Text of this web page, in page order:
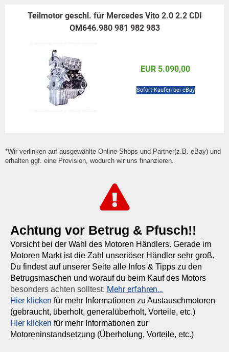
Teilmotor geschl. für Mercedes Vito 2.0 2.2 CDI
OM646.980 981 982 983
EUR 5.090,00
Sofort-Kaufen bei eBay
*Wir verlinken auf ausgewählte Online-Shops und Partner(z.B. eBay) und
erhalten ggf. eine Provision, wodurch wir uns finanzieren.
Achtung vor Betrug & Pfusch!!
Vorsicht bei der Wahl des Motoren Händlers. Gerade im
Motoren Markt ist die Zahl unseriöser Händler sehr groß.
Du findest auf unserer Seite alle Infos & Tipps zu den
Betrugsmaschen und worauf du beim Kauf des Motors
besonders achten solltest: Mehr erfahren…
Hier klicken für mehr Informationen zu Austauschmotoren
(gebraucht, überholt, generalüberholt, Vorteile, etc.)
Hier klicken für mehr Informationen zur
Motoreninstandsetzung (Überholung, Vorteile, etc.)